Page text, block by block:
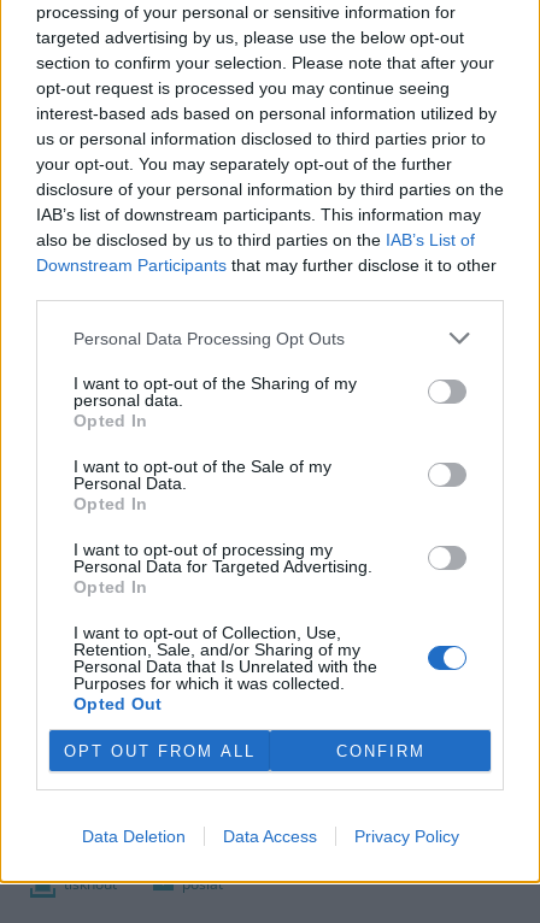
processing of your personal or sensitive information for
targeted advertising by us, please use the below opt-out
section to confirm your selection. Please note that after your
opt-out request is processed you may continue seeing
interest-based ads based on personal information utilized by
us or personal information disclosed to third parties prior to
your opt-out. You may separately opt-out of the further
disclosure of your personal information by third parties on the
IAB’s list of downstream participants. This information may
also be disclosed by us to third parties on the IAB’s List of
Downstream Participants that may further disclose it to other
Personal Data Processing Opt Outs
I want to opt-out of the Sharing of my
personal data.
Opted In
I want to opt-out of the Sale of my
Personal Data.
Opted In
I want to opt-out of processing my
Personal Data for Targeted Advertising.
Opted In
I want to opt-out of Collection, Use,
Retention, Sale, and/or Sharing of my
Personal Data that Is Unrelated with the
Purposes for which it was collected.
Opted Out
OPT OUT FROM ALL CONFIRM
Data Deletion Data Access Privacy Policy
V ČR podle údajů Eko-komu každý člověk loni vytřídil v
průměru 90,5 kilogramu odpadů, což je o dva kilogramy
více než v roce 2024. V Česku se loni podle Eko-komu
vytřídilo a předalo k recyklaci nebo energetickému využití
89 procent obalových odpadů.
K třídění mají lidé k dispozici přes 1,2 milionu barevných
kontejnerů a menších nádob, průměrná docházková
vzdálenost ke kontejneru činí 92 metrů. V některých
lokalitách fungují i systémy sběru "door to door", kdy lidé
třídí své odpady do menších nádob přímo u svých domů,
reklama
tisknout poslat